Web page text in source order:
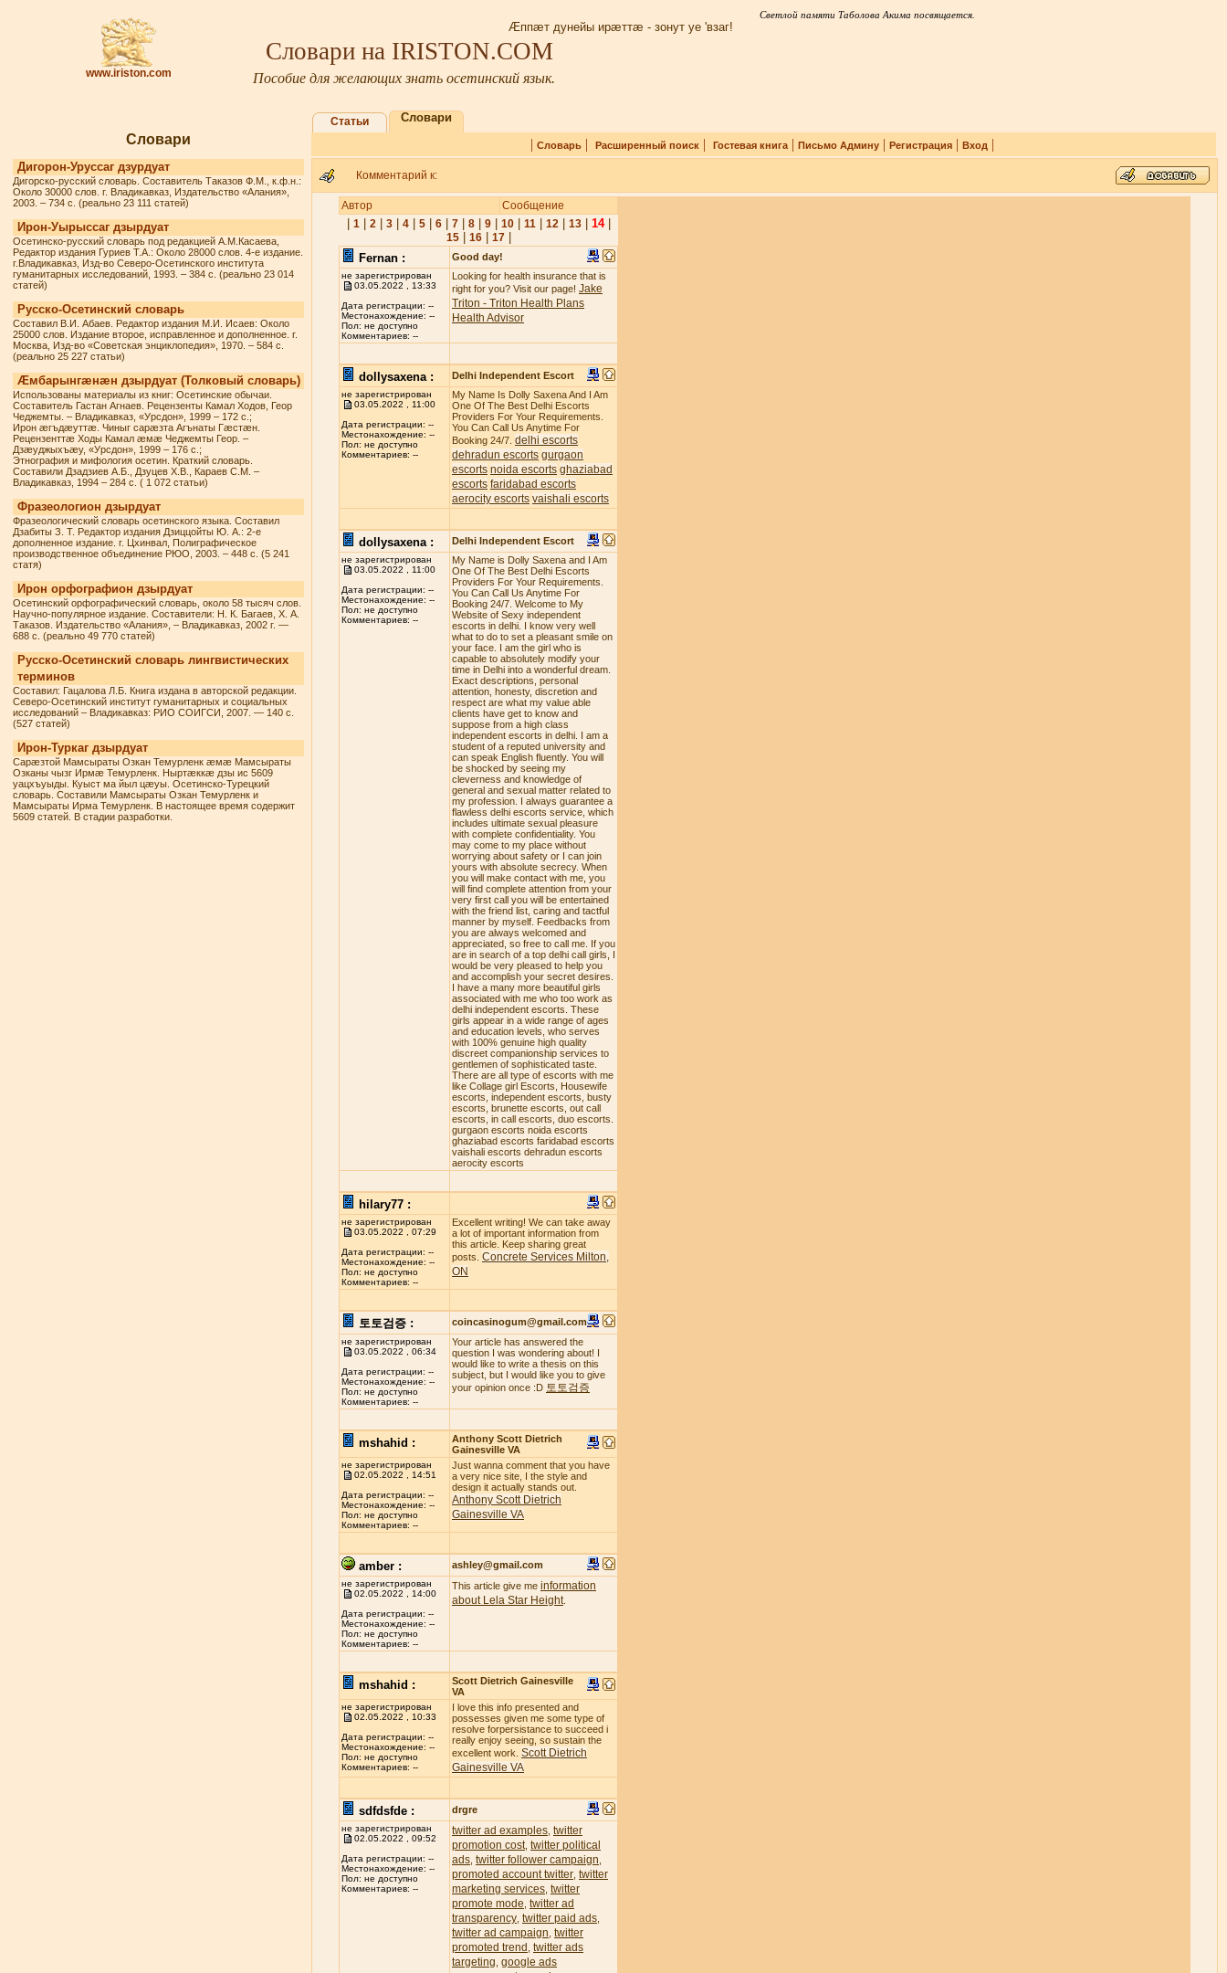
www.iriston.com
Светлой памяти Таболова Акима посвящается.
Æппæт дунейы ирæттæ - зонут уе 'взаг!
Словари на IRISTON.COM
Пособие для желающих знать осетинский язык.
Словари
Дигорон-Уруссаг дзурдуат
Дигорско-русский словарь. Составитель Таказов Ф.М., к.ф.н.:
Около 30000 слов. г. Владикавказ, Издательство «Алания»,
2003. – 734 с. (реально 23 111 статей)
Ирон-Уырыссаг дзырдуат
Осетинско-русский словарь под редакцией А.М.Касаева,
Редактор издания Гуриев Т.А.: Около 28000 слов. 4-е издание.
г.Владикавказ, Изд-во Северо-Осетинского института
гуманитарных исследований, 1993. – 384 с. (реально 23 014
статей)
Русско-Осетинский словарь
Составил В.И. Абаев. Редактор издания М.И. Исаев: Около
25000 слов. Издание второе, исправленное и дополненное. г.
Москва, Изд-во «Советская энциклопедия», 1970. – 584 с.
(реально 25 227 статьи)
Æмбарынгæнæн дзырдуат (Толковый словарь)
Использованы материалы из книг: Осетинские обычаи.
Составитель Гастан Агнаев. Рецензенты Камал Ходов, Геор
Чеджемты. – Владикавказ, «Урсдон», 1999 – 172 с.;
Ирон æгъдæуттæ. Чиныг сарæзта Агънаты Гæстæн.
Рецензенттæ Ходы Камал æмæ Чеджемты Геор. –
Дзæуджыхъæу, «Урсдон», 1999 – 176 с.;
Этнография и мифология осетин. Краткий словарь.
Составили Дзадзиев А.Б., Дзуцев Х.В., Караев С.М. –
Владикавказ, 1994 – 284 с. ( 1 072 статьи)
Фразеологион дзырдуат
Фразеологический словарь осетинского языка. Составил
Дзабиты З. Т. Редактор издания Дзиццойты Ю. А.: 2-е
дополненное издание. г. Цхинвал, Полиграфическое
производственное объединение РЮО, 2003. – 448 с. (5 241
статя)
Ирон орфографион дзырдуат
Осетинский орфографический словарь, около 58 тысяч слов.
Научно-популярное издание. Составители: Н. К. Багаев, Х. А.
Таказов. Издательство «Алания», – Владикавказ, 2002 г. —
688 с. (реально 49 770 статей)
Русско-Осетинский словарь лингвистических
терминов
Составил: Гацалова Л.Б. Книга издана в авторской редакции.
Северо-Осетинский институт гуманитарных и социальных
исследований – Владикавказ: РИО СОИГСИ, 2007. — 140 с.
(527 статей)
Ирон-Туркаг дзырдуат
Сарæзтой Мамсыраты Озкан Темурленк æмæ Мамсыраты
Озканы чызг Ирмæ Темурленк. Ныртæккæ дзы ис 5609
уацхъуыды. Куыст ма йыл цæуы. Осетинско-Турецкий
словарь. Составили Мамсыраты Озкан Темурленк и
Мамсыраты Ирма Темурленк. В настоящее время содержит
5609 статей. В стадии разработки.
Статьи Словари
| Словарь| Расширенный поиск| Гостевая книга| Письмо Админу| Регистрация| Вход |
Комментарий к:
Автор Сообщение
1| 2| 3| 4| 5| 6| 7| 8| 9| 10| 11| 12| 13| 14|
15| 16| 17|
Fernan :
Good day!
не зарегистрирован
03.05.2022 , 13:33
Дата регистрации: --
Местонахождение: --
Пол: не доступно
Комментариев: --
Looking for health insurance that is
right for you? Visit our page! Jake
Triton - Triton Health Plans
Health Advisor
dollysaxena : Delhi Independent Escort
не зарегистрирован
03.05.2022 , 11:00
Дата регистрации: --
Местонахождение: --
Пол: не доступно
Комментариев: --
My Name Is Dolly Saxena And I Am
One Of The Best Delhi Escorts
Providers For Your Requirements.
You Can Call Us Anytime For
Booking 24/7. delhi escorts
dehradun escorts gurgaon
escorts noida escorts ghaziabad
escorts faridabad escorts
aerocity escorts vaishali escorts
dollysaxena : Delhi Independent Escort
не зарегистрирован
03.05.2022 , 11:00
Дата регистрации: --
Местонахождение: --
Пол: не доступно
Комментариев: --
My Name is Dolly Saxena and I Am
One Of The Best Delhi Escorts
Providers For Your Requirements.
You Can Call Us Anytime For
Booking 24/7. Welcome to My
Website of Sexy independent
escorts in delhi. I know very well
what to do to set a pleasant smile on
your face. I am the girl who is
capable to absolutely modify your
time in Delhi into a wonderful dream.
Exact descriptions, personal
attention, honesty, discretion and
respect are what my value able
clients have get to know and
suppose from a high class
independent escorts in delhi. I am a
student of a reputed university and
can speak English fluently. You will
be shocked by seeing my
cleverness and knowledge of
general and sexual matter related to
my profession. I always guarantee a
flawless delhi escorts service, which
includes ultimate sexual pleasure
with complete confidentiality. You
may come to my place without
worrying about safety or I can join
yours with absolute secrecy. When
you will make contact with me, you
will find complete attention from your
very first call you will be entertained
with the friend list, caring and tactful
manner by myself. Feedbacks from
you are always welcomed and
appreciated, so free to call me. If you
are in search of a top delhi call girls, I
would be very pleased to help you
and accomplish your secret desires.
I have a many more beautiful girls
associated with me who too work as
delhi independent escorts. These
girls appear in a wide range of ages
and education levels, who serves
with 100% genuine high quality
discreet companionship services to
gentlemen of sophisticated taste.
There are all type of escorts with me
like Collage girl Escorts, Housewife
escorts, independent escorts, busty
escorts, brunette escorts, out call
escorts, in call escorts, duo escorts.
gurgaon escorts noida escorts
ghaziabad escorts faridabad escorts
vaishali escorts dehradun escorts
aerocity escorts
hilary77 :
не зарегистрирован
03.05.2022 , 07:29
Дата регистрации: --
Местонахождение: --
Пол: не доступно
Комментариев: --
Excellent writing! We can take away
a lot of important information from
this article. Keep sharing great
posts. Concrete Services Milton,
ON
토토검증 : coincasinogum@gmail.com
не зарегистрирован
03.05.2022 , 06:34
Дата регистрации: --
Местонахождение: --
Пол: не доступно
Комментариев: --
Your article has answered the
question I was wondering about! I
would like to write a thesis on this
subject, but I would like you to give
your opinion once :D 토토검증
mshahid :
Anthony Scott Dietrich
Gainesville VA
не зарегистрирован
02.05.2022 , 14:51
Дата регистрации: --
Местонахождение: --
Пол: не доступно
Комментариев: --
Just wanna comment that you have
a very nice site, I the style and
design it actually stands out.
Anthony Scott Dietrich
Gainesville VA
amber : ashley@gmail.com
не зарегистрирован
02.05.2022 , 14:00
Дата регистрации: --
Местонахождение: --
Пол: не доступно
Комментариев: --
This article give me information
about Lela Star Height.
mshahid :
Scott Dietrich Gainesville
VA
не зарегистрирован
02.05.2022 , 10:33
Дата регистрации: --
Местонахождение: --
Пол: не доступно
Комментариев: --
I love this info presented and
possesses given me some type of
resolve forpersistance to succeed i
really enjoy seeing, so sustain the
excellent work. Scott Dietrich
Gainesville VA
sdfdsfde : drgre
не зарегистрирован
02.05.2022 , 09:52
Дата регистрации: --
Местонахождение: --
Пол: не доступно
Комментариев: --
twitter ad examples twitter
promotion cost, twitter political
ads twitter follower campaign
promoted account twitter twitter
marketing services twitter
promote mode twitter ad
transparency twitter paid ads
twitter ad campaign twitter
promoted trend twitter ads
targeting google ads